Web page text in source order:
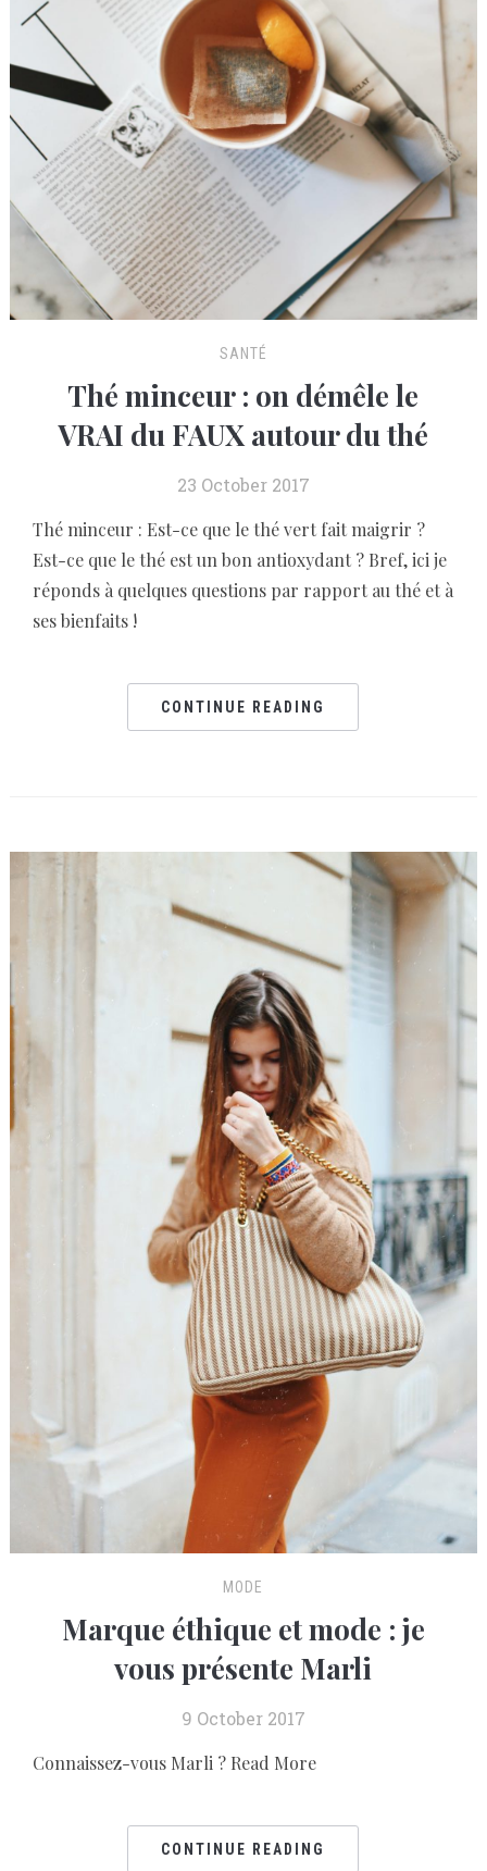
SANTÉ
Thé minceur : on démêle le
VRAI du FAUX autour du thé
23 October 2017
Thé minceur : Est-ce que le thé vert fait maigrir ?
Est-ce que le thé est un bon antioxydant ? Bref, ici je
réponds à quelques questions par rapport au thé et à
ses bienfaits !
CONTINUE READING
MODE
Marque éthique et mode : je
vous présente Marli
9 October 2017
Connaissez-vous Marli ? Read More
CONTINUE READING